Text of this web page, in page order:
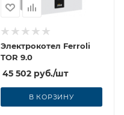
Электрокотел Ferroli
TOR 9.0
45 502руб./шт
В КОРЗИНУ